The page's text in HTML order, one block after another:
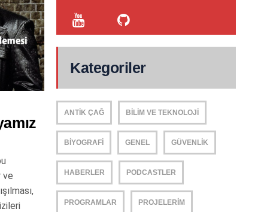
ve
Kategoriler
ANTIK ÇAĞ BILIM VE TEKNOLOJI
BIYOGRAFI GENEL GÜVENLIK
HABERLER PODCASTLER
PROGRAMLAR PROJELERIM